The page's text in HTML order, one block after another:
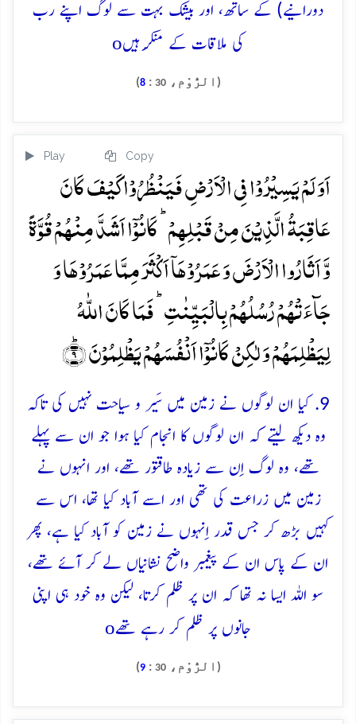
دورانیے) کے ساتھ، اور بیشک بہت سے لوگ اپنے رب
کی ملاقات کے مُنکِر ہیںo
(الرُّوْم،30
:
8
)
Play Copy
اَوَ لَمۡ یَسِیۡرُوۡا فِی الۡاَرۡضِ فَیَنۡظُرُوۡا کَیۡفَ کَانَ
عَاقِبَۃُ الَّذِیۡنَ مِنۡ قَبۡلِہِمۡ ؕ کَانُوۡۤا اَشَدَّ مِنۡہُمۡ قُوَّۃً
وَّ اَثَارُوا الۡاَرۡضَ وَ عَمَرُوۡہَاۤ اَکۡثَرَ مِمَّا عَمَرُوۡہَا وَ
جَآءَتۡہُمۡ رُسُلُہُمۡ بِالۡبَیِّنٰتِ ؕ فَمَا کَانَ اللّٰہُ
لِیَظۡلِمَہُمۡ وَ لٰکِنۡ کَانُوۡۤا اَنۡفُسَہُمۡ یَظۡلِمُوۡنَ ؕ﴿۹﴾
9. کیا ان لوگوں نے زمین میں سَیر و سیاحت نہیں کی تاکہ
وہ دیکھ لیتے کہ ان لوگوں کا انجام کیا ہوا جو ان سے پہلے
تھے، وہ لوگ اِن سے زیادہ طاقتور تھے، اور انہوں نے
زمین میں زراعت کی تھی اور اسے آباد کیا تھا، اس سے
کہیں بڑھ کر جس قدر اِنہوں نے زمین کو آباد کیا ہے، پھر
ان کے پاس ان کے پیغمبر واضح نشانیاں لے کر آئے تھے،
سو اللہ ایسا نہ تھا کہ ان پر ظلم کرتا، لیکن وہ خود ہی اپنی
جانوں پر ظلم کر رہے تھےo
(الرُّوْم،30
:
9
)